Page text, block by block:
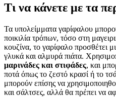
Τι να κάνετε με τα
Τα υπολείμματα γαρίφαλου
ποικιλία τρόπων, τόσο στη
κουζίνα, το γαρίφαλο προσθέτει
γλυκά και αλμυρά πιάτα.
μαρινάδες και στιφάδες, και
ποτά όπως το ζεστό κρασί ή το
μπορούν επίσης να
και σάλτσες, αλλά θα πρέπει να